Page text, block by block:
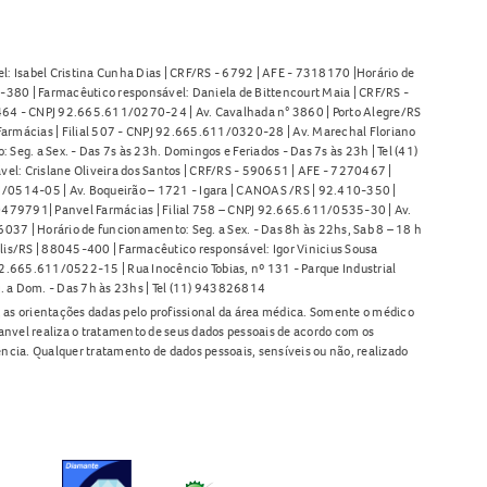
Cristina Cunha Dias | CRF/RS - 6792 | AFE - 7318170 |Horário de
| Farmacêutico responsável: Daniela de Bittencourt Maia | CRF/RS -
- CNPJ 92.665.611/0270-24 | Av. Cavalhada n° 3860 | Porto Alegre/RS
| Filial 507 - CNPJ 92.665.611/0320-28 | Av. Marechal Floriano
a Sex. - Das 7s às 23h. Domingos e Feriados - Das 7s às 23h | Tel (41)
Crislane Oliveira dos Santos | CRF/RS - 590651 | AFE - 7270467 |
0514-05 | Av. Boqueirão – 1721 - Igara | CANOAS /RS | 92.410-350 |
Panvel Farmácias | Filial 758 – CNPJ 92.665.611/0535-30 | Av.
| Horário de funcionamento: Seg. a Sex. - Das 8h às 22hs, Sab 8 – 18 h
RS | 88045-400 | Farmacêutico responsável: Igor Vinicius Sousa
0522-15 | Rua Inocêncio Tobias, nº 131 - Parque Industrial
a Dom. - Das 7h às 23hs | Tel (11) 943826814
orientações dadas pelo profissional da área médica. Somente o médico
realiza o tratamento de seus dados pessoais de acordo com os
Qualquer tratamento de dados pessoais, sensíveis ou não, realizado